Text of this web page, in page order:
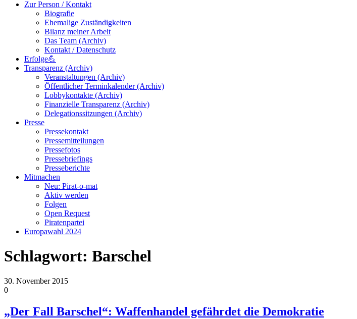
Zur Person / Kontakt
Biografie
Ehemalige Zuständigkeiten
Bilanz meiner Arbeit
Das Team (Archiv)
Kontakt / Datenschutz
Erfolge💪
Transparenz (Archiv)
Veranstaltungen (Archiv)
Öffentlicher Terminkalender (Archiv)
Lobbykontakte (Archiv)
Finanzielle Transparenz (Archiv)
Delegationssitzungen (Archiv)
Presse
Pressekontakt
Pressemitteilungen
Pressefotos
Pressebriefings
Presseberichte
Mitmachen
Neu: Pirat-o-mat
Aktiv werden
Folgen
Open Request
Piratenpartei
Europawahl 2024
Schlagwort: Barschel
30. November 2015
0
„Der Fall Barschel“: Waffenhandel gefährdet die Demokratie